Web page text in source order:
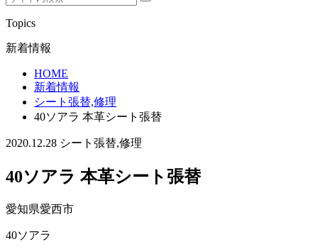
Topics
新着情報
HOME
新着情報
シート張替,修理
40ソアラ 本革シート張替
2020.12.28 シート張替,修理
40ソアラ 本革シート張替
愛知県愛西市
40ソアラ